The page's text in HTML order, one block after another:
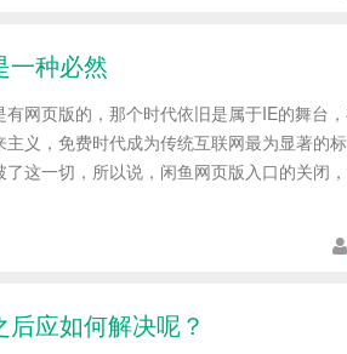
一种必然
有网页版的，那个时代依旧是属于IE的舞台
主义，免费时代成为传统互联网最为显著的
了这一切，所以说，闲鱼网页版入口的关闭
应如何解决呢？